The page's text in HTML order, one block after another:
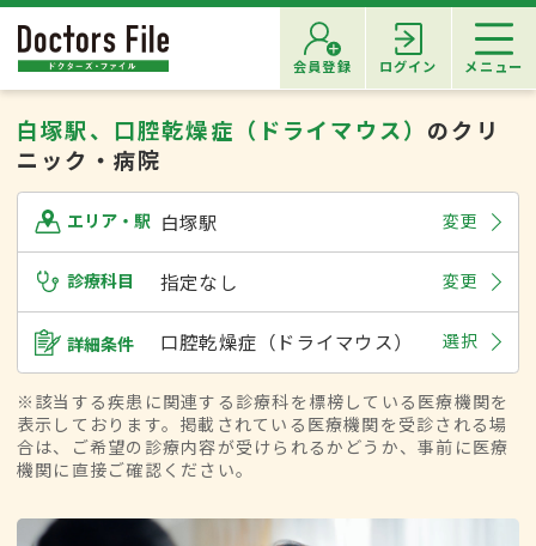
会員登録 ログイン メニュー
白塚駅、口腔乾燥症（ドライマウス） のクリ
ニック・病院
エリア・駅 白塚駅 変更
診療科目 指定なし 変更
詳細条件 口腔乾燥症（ドライマウス） 選択
※該当する疾患に関連する診療科を標榜している医療機関を
表示しております。掲載されている医療機関を受診される場
合は、ご希望の診療内容が受けられるかどうか、事前に医療
機関に直接ご確認ください。